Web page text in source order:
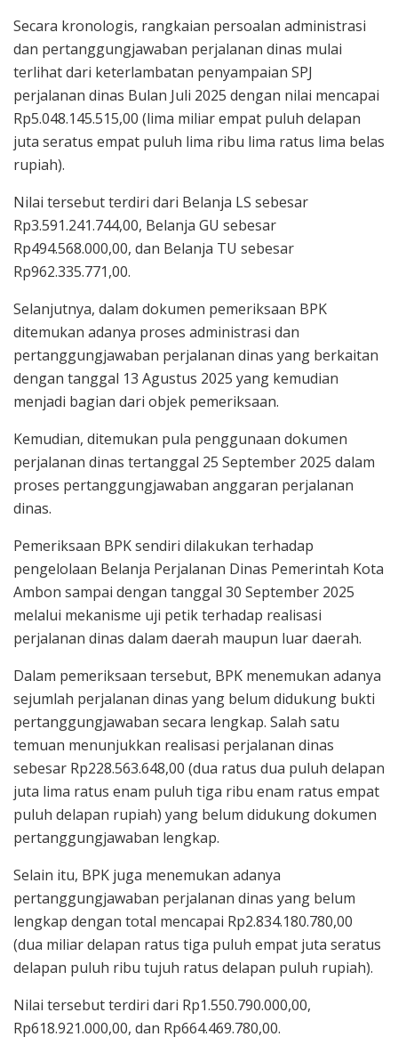
Secara kronologis, rangkaian persoalan administrasi
dan pertanggungjawaban perjalanan dinas mulai
terlihat dari keterlambatan penyampaian SPJ
perjalanan dinas Bulan Juli 2025 dengan nilai mencapai
Rp5.048.145.515,00 (lima miliar empat puluh delapan
juta seratus empat puluh lima ribu lima ratus lima belas
rupiah).
Nilai tersebut terdiri dari Belanja LS sebesar
Rp3.591.241.744,00, Belanja GU sebesar
Rp494.568.000,00, dan Belanja TU sebesar
Rp962.335.771,00.
Selanjutnya, dalam dokumen pemeriksaan BPK
ditemukan adanya proses administrasi dan
pertanggungjawaban perjalanan dinas yang berkaitan
dengan tanggal 13 Agustus 2025 yang kemudian
menjadi bagian dari objek pemeriksaan.
Kemudian, ditemukan pula penggunaan dokumen
perjalanan dinas tertanggal 25 September 2025 dalam
proses pertanggungjawaban anggaran perjalanan
dinas.
Pemeriksaan BPK sendiri dilakukan terhadap
pengelolaan Belanja Perjalanan Dinas Pemerintah Kota
Ambon sampai dengan tanggal 30 September 2025
melalui mekanisme uji petik terhadap realisasi
perjalanan dinas dalam daerah maupun luar daerah.
Dalam pemeriksaan tersebut, BPK menemukan adanya
sejumlah perjalanan dinas yang belum didukung bukti
pertanggungjawaban secara lengkap. Salah satu
temuan menunjukkan realisasi perjalanan dinas
sebesar Rp228.563.648,00 (dua ratus dua puluh delapan
juta lima ratus enam puluh tiga ribu enam ratus empat
puluh delapan rupiah) yang belum didukung dokumen
pertanggungjawaban lengkap.
Selain itu, BPK juga menemukan adanya
pertanggungjawaban perjalanan dinas yang belum
lengkap dengan total mencapai Rp2.834.180.780,00
(dua miliar delapan ratus tiga puluh empat juta seratus
delapan puluh ribu tujuh ratus delapan puluh rupiah).
Nilai tersebut terdiri dari Rp1.550.790.000,00,
Rp618.921.000,00, dan Rp664.469.780,00.